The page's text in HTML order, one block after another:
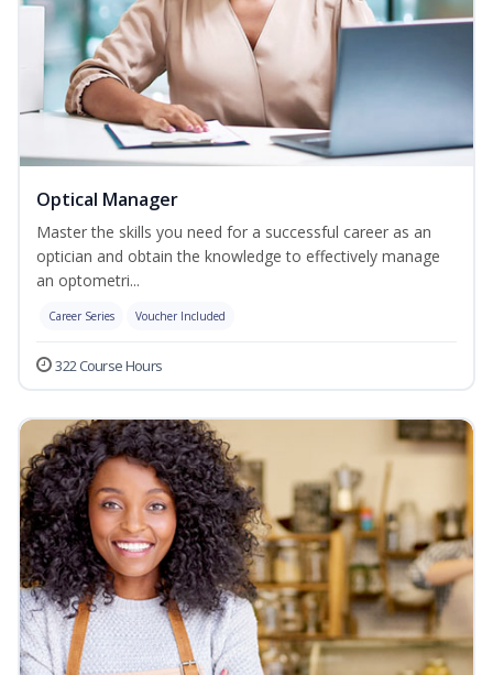
Optical Manager
Master the skills you need for a successful career as an
optician and obtain the knowledge to effectively manage
an optometri...
Career Series Voucher Included
322 Course Hours